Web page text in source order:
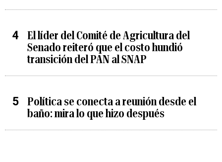
El líder del Comité de Agricultura del
Senado reiteró que el costo hundió
transición del PAN al SNAP
Política se conecta a reunión desde el
baño: mira lo que hizo después